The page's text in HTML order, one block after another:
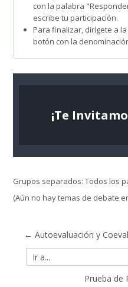
con la palabra
escribe tu participación.
Para finalizar, dirígete a
botón con la
¡Te
Grupos separados: Todos los
(Aún no hay temas de debate
← Autoevaluación y
a...
Prueba de